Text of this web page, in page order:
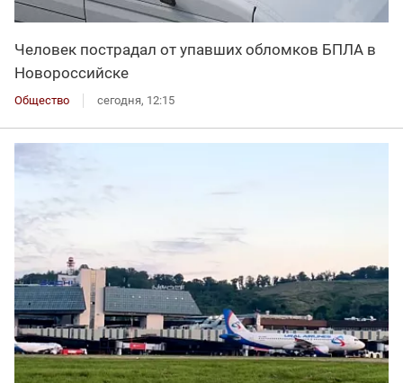
Человек пострадал от упавших обломков БПЛА в
Новороссийске
Общество сегодня, 12:15